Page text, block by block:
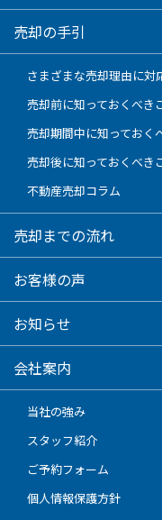
売却の手引
さまざまな売却理由に対
売却前に知っておくべき
売却期間中に知っておく
売却後に知っておくべき
不動産売却コラム
売却までの流れ
お客様の声
お知らせ
会社案内
当社の強み
スタッフ紹介
ご予約フォーム
個人情報保護方針